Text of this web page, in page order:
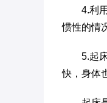
4.利
惯性的情
5.起
快，身体